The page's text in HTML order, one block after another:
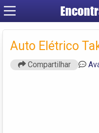
Auto Elétrico
Compartilhar